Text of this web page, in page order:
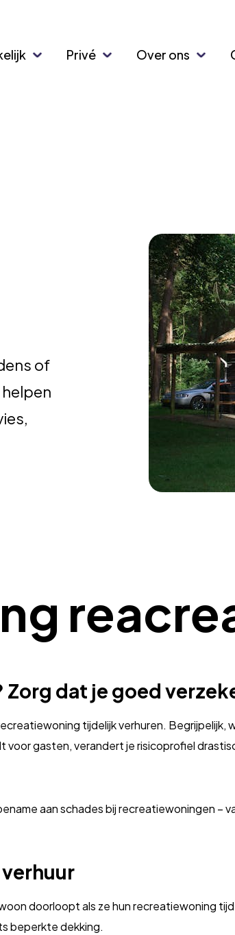
Privé Over ons
of
helpen
dat je goed
tijdelijk verhuren.
gasten, verandert je risicoprofiel
aan schades bij recreatiewoningen
doorloopt als ze hun recreatiewoning
beperkte dekking.